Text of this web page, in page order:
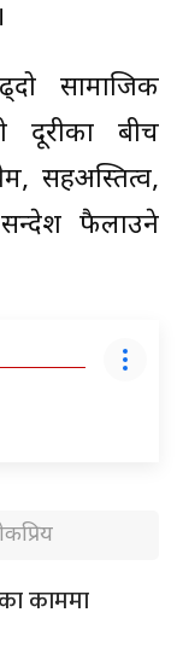
सामाजिक
दूरीका बीच
सहअस्तित्व,
सन्देश फैलाउने
काममा